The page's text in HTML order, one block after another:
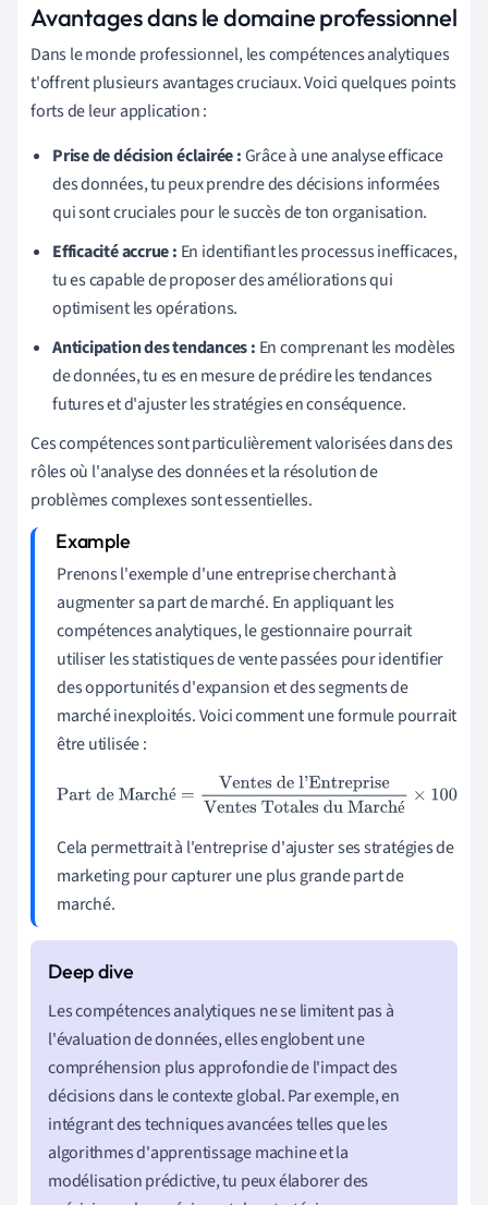
Avantages dans le domaine professionnel
Dans le monde professionnel, les compétences analytiques
t'offrent plusieurs avantages cruciaux. Voici quelques points
forts de leur application :
Prise de décision éclairée :Grâce à une analyse efficace
des données, tu peux prendre des décisions informées
qui sont cruciales pour le succès de ton organisation.
Efficacité accrue : En identifiant les processus inefficaces,
tu es capable de proposer des améliorations qui
optimisent les opérations.
Anticipation des tendances : En comprenant les modèles
de données, tu es en mesure de prédire les tendances
futures et d'ajuster les stratégies en conséquence.
Ces compétences sont particulièrement valorisées dans des
rôles où l'analyse des données et la résolution de
problèmes complexes sont essentielles.
Prenons l'exemple d'une entreprise cherchant à
augmenter sa part de marché. En appliquant les
compétences analytiques, le gestionnaire pourrait
utiliser les statistiques de vente passées pour identifier
des opportunités d'expansion et des segments de
marché inexploités. Voici comment une formule pourrait
être utilisée :
é
é
Part de Marché=Ventes de l'EntrepriseVentes Totales du
Marché×100
Cela permettrait à l'entreprise d'ajuster ses stratégies de
marketing pour capturer une plus grande part de
marché.
Les compétences analytiques ne se limitent pas à
l'évaluation de données, elles englobent une
compréhension plus approfondie de l'impact des
décisions dans le contexte global. Par exemple, en
intégrant des techniques avancées telles que les
algorithmes d'apprentissage machine et la
modélisation prédictive, tu peux élaborer des